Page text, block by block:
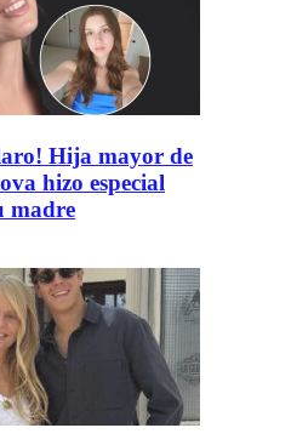
Hija mayor de
hizo especial
madre